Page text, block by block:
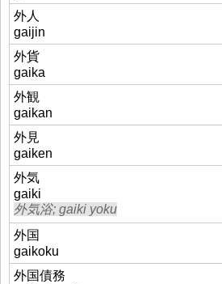
外人
gaijin
外貨
gaika
外観
gaikan
外見
gaiken
外気
gaiki
外気浴; gaiki yoku
外国
gaikoku
外国債務